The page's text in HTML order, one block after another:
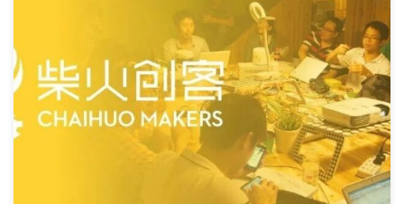
Standing among the world’s largest Maker Fai […]